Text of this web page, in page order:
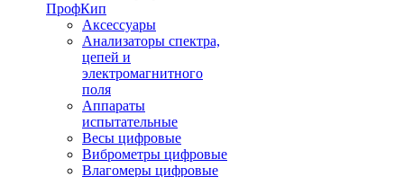
ПрофКип
Аксессуары
Анализаторы спектра,
цепей и
электромагнитного
поля
Аппараты
испытательные
Весы цифровые
Виброметры цифровые
Влагомеры цифровые